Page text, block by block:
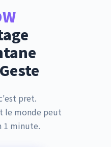
pret.
le monde peut
1 minute.